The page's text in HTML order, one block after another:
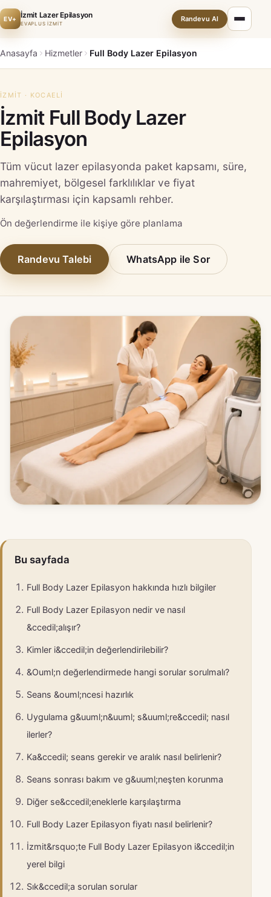
EV+ İzmit Lazer Epilasyon
EVAPLUS İZMİT
Randevu Al
Anasayfa Hizmetler Full Body Lazer Epilasyon
İZMIT · KOCAELI
İzmit Full Body Lazer
Epilasyon
Tüm vücut lazer epilasyonda paket kapsamı, süre,
mahremiyet, bölgesel farklılıklar ve fiyat
karşılaştırması için kapsamlı rehber.
Ön değerlendirme ile kişiye göre planlama
Randevu Talebi WhatsApp ile Sor
Bu sayfada
Full Body Lazer Epilasyon hakkında hızlı bilgiler
Full Body Lazer Epilasyon nedir ve nasıl
&ccedil;alışır?
Kimler i&ccedil;in değerlendirilebilir?
&Ouml;n değerlendirmede hangi sorular sorulmalı?
Seans &ouml;ncesi hazırlık
Uygulama g&uuml;n&uuml; s&uuml;re&ccedil; nasıl
ilerler?
Ka&ccedil; seans gerekir ve aralık nasıl belirlenir?
Seans sonrası bakım ve g&uuml;neşten korunma
Diğer se&ccedil;eneklerle karşılaştırma
Full Body Lazer Epilasyon fiyatı nasıl belirlenir?
İzmit&rsquo;te Full Body Lazer Epilasyon i&ccedil;in
yerel bilgi
Sık&ccedil;a sorulan sorular